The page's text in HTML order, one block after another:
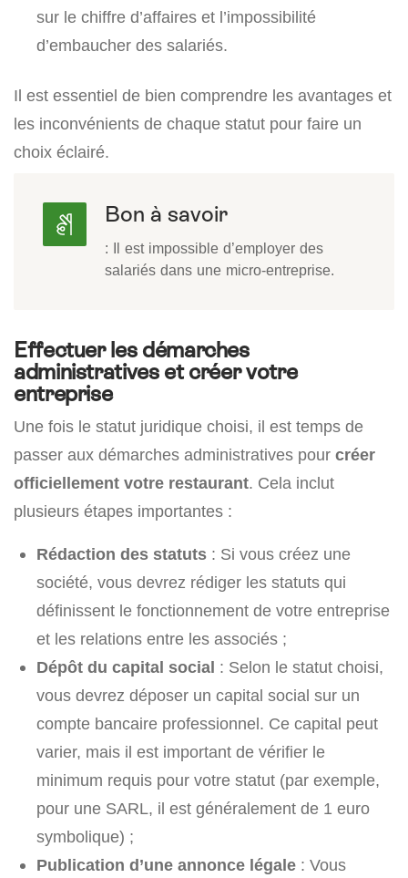
sur le chiffre d’affaires et l’impossibilité
d’embaucher des salariés.
Il est essentiel de bien comprendre les avantages et
les inconvénients de chaque statut pour faire un
choix éclairé.
Bon à savoir
: Il est impossible d’employer des
salariés dans une micro-entreprise.
Effectuer les démarches
administratives et créer votre
entreprise
Une fois le statut juridique choisi, il est temps de
passer aux démarches administratives pour créer
officiellement votre restaurant. Cela inclut
plusieurs étapes importantes :
Rédaction des statuts : Si vous créez une
société, vous devrez rédiger les statuts qui
définissent le fonctionnement de votre entreprise
et les relations entre les associés ;
Dépôt du capital social : Selon le statut choisi,
vous devrez déposer un capital social sur un
compte bancaire professionnel. Ce capital peut
varier, mais il est important de vérifier le
minimum requis pour votre statut (par exemple,
pour une SARL, il est généralement de 1 euro
symbolique) ;
Publication d’une annonce légale : Vous